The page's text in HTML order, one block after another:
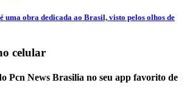
uma obra dedicada ao Brasil, visto pelos olhos de
celular
Pcn News Brasilia no seu app favorito de